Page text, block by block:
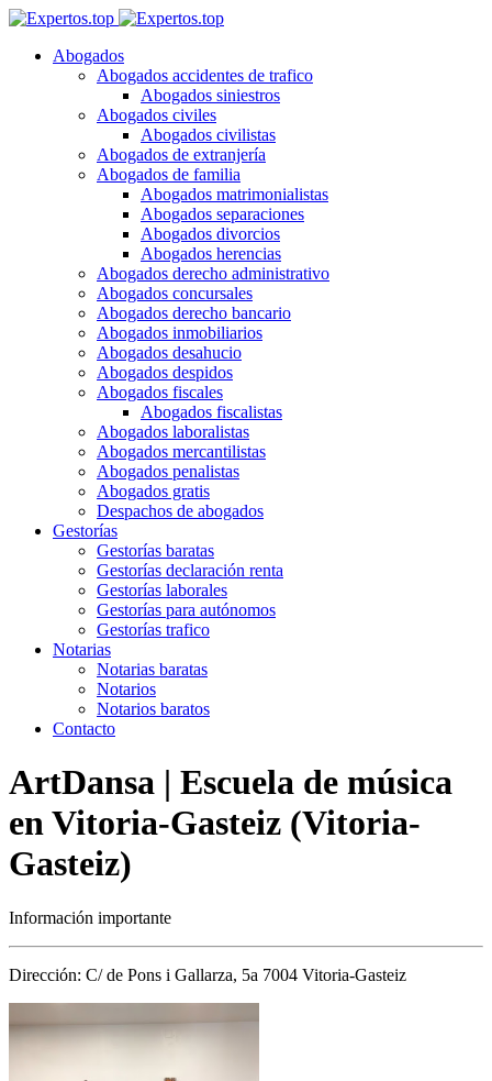
Abogados
Abogados accidentes de trafico
Abogados siniestros
Abogados civiles
Abogados civilistas
Abogados de extranjería
Abogados de familia
Abogados matrimonialistas
Abogados separaciones
Abogados divorcios
Abogados herencias
Abogados derecho administrativo
Abogados concursales
Abogados derecho bancario
Abogados inmobiliarios
Abogados desahucio
Abogados despidos
Abogados fiscales
Abogados fiscalistas
Abogados laboralistas
Abogados mercantilistas
Abogados penalistas
Abogados gratis
Despachos de abogados
Gestorías
Gestorías baratas
Gestorías declaración renta
Gestorías laborales
Gestorías para autónomos
Gestorías trafico
Notarias
Notarias baratas
Notarios
Notarios baratos
Contacto
ArtDansa | Escuela de música
en Vitoria-Gasteiz (Vitoria-
Gasteiz)
Información importante
Dirección: C/ de Pons i Gallarza, 5a 7004 Vitoria-Gasteiz